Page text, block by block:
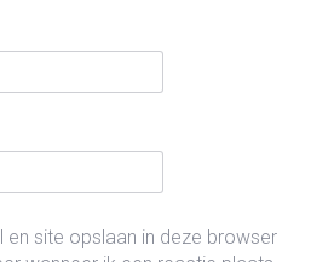
en site opslaan in deze browser